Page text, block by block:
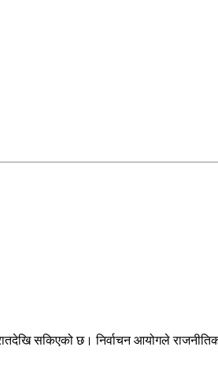
सकिएको छ। निर्वाचन आयोगले